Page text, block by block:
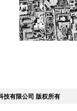
技有限公司 版权所有